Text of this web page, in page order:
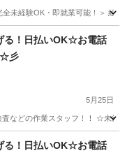
全未経験OK・即就業可能！＞
る！日払いOK☆お電話
☆彡
5月25日
検査などの作業スタッフ！！
る！日払いOK☆お電話